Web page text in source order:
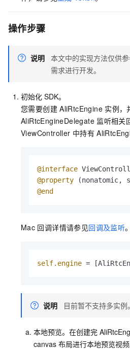
操作步骤
说明 本文中的实现方法仅供
需求进行开发。
初始化 SDK。
您需要创建 AliRtcEngine 实例，
AliRtcEngineDelegate 监听相关
ViewController 中持有
@interface
@property
@end
Mac 回调详情请参见回调及监听。
self.engine =
说明 目前暂不支持多实例。
本地预览。在创建完
canvas 布局进行本地预览视频